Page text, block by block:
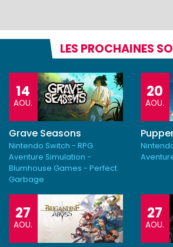
LES PROCHAINES
14
AOU.
Grave Seasons
Nintendo Switch - RPG
Aventure Simulation -
Blumhouse Games - Perfect
Garbage
20
AOU.
27
AOU.
27
AOU.